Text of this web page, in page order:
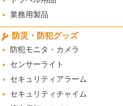
業務用製品
防災・防犯グッズ
防犯モニタ・カメラ
センサーライト
セキュリティアラーム
セキュリティチャイム